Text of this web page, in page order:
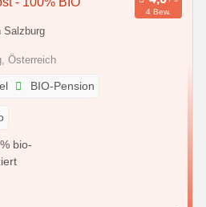
4 Bew.
Salzburg
Österreich
BIO-Pension